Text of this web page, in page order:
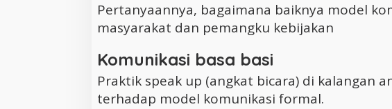
Pertanyaannya, bagaimana baiknya model
masyarakat dan pemangku kebijakan
Komunikasi basa basi
Praktik speak up (angkat bicara) di kalangan
terhadap model komunikasi formal.